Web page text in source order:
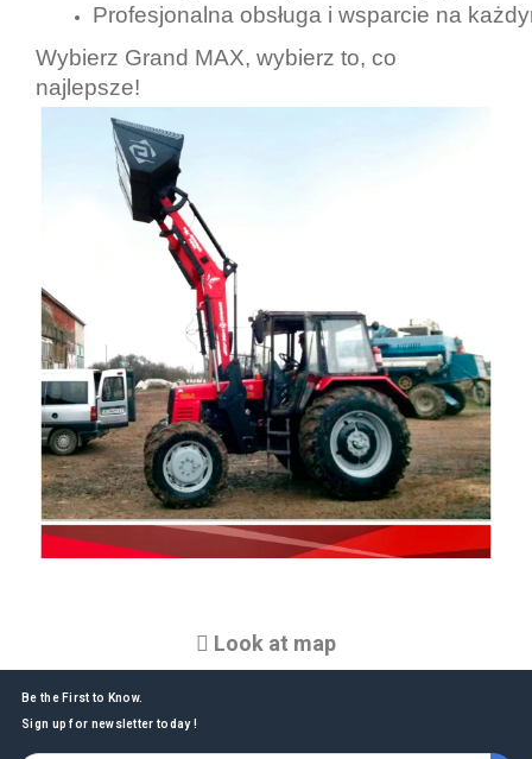
Profesjonalna obsługa i wsparcie na
Wybierz Grand MAX, wybierz to, co
najlepsze!
Look at map
Be the First to Know.
Sign up for newsletter today !